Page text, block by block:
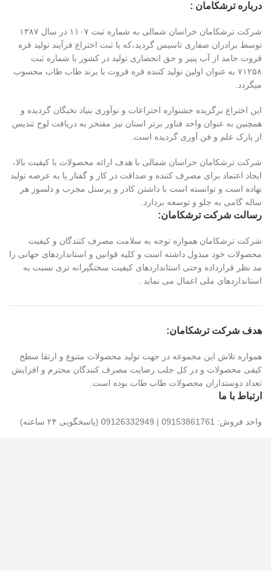
درباره ترشکامان :
شرکت ترشکامان خراسان شمالی به شماره ثبت ۱۱۰۷ در سال ۱۳۸۷
توسط برادران صفاری تاسیس گردید،که با ثبت اختراع فرآیند تولید قره
قروت جامد از آب پنیر و حق انحصاری تولید در کشور با شماره ثبت
۷۱۲۵۸ به عنوان اولین تولید کننده قره قروت با برند طاب طاب محسوب
میگردد.
این اختراع برگزیده جشنواره اختراعات و نوآوری بنیاد نخبگان گردیده و
همچنین به عنوان واحد فناور برتر استان نیز مفتخر به دریافت لوح تندیس
از پارک علم و فن آوری گردیده است.
شرکت ترشکامان خراسان شمالی با هدف ارائه محصولات با کیفیت بالا،
ایجاد اعتماد برای مصرف کننده و صداقت در کار و گفتار پا به عرصه تولید
نهاده است و توانسته است با داشتن کادر و پرسنل مجرب و دلسوز هر
ساله گامی به جلو و توسعه بردارد.
رسالت شرکت ترشکامان:
شرکت ترشکامان همواره توجه به سلامت مصرف کنندگان و کیفیت
محصولات خود مبذول داشته است و کلیه قوانین و استانداردهای جهانی را
مد نظر قرارداده وحتی استانداردهای کیفیت سختگیرانه تری نسبت به
استانداردهای ملی اعمال می نماید .
هدف شرکت ترشکامان:
همواره تلاش این مجموعه در جهت تولید محصولات متنوع و ارتقا سطح
کیفی محصولات و در کل جلب رضایت مصرف کنندگان محترم و افزایش
تعداد دوستداران محصولات طاب طاب بوده است.
ارتباط با ما
واحد فروش: 09153861761 | 09126332949 (پاسخگویی ۲۴ ساعته)